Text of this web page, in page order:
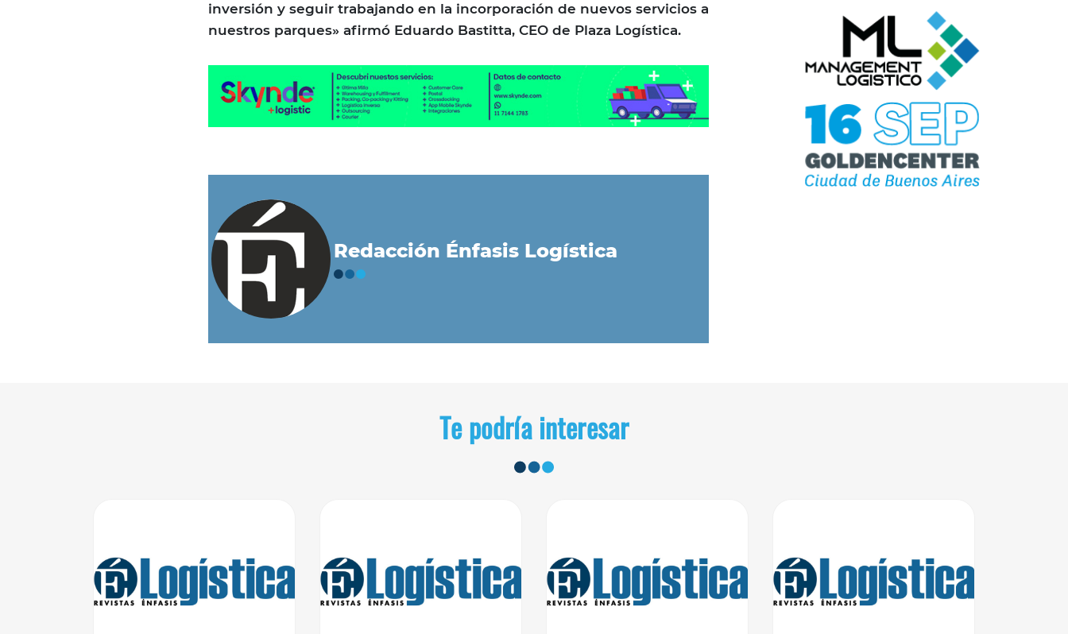
inversión y seguir trabajando en la incorporación de nuevos servicios a
nuestros parques» afirmó Eduardo Bastitta, CEO de Plaza Logística.
Redacción Énfasis Logística
Te podría interesar